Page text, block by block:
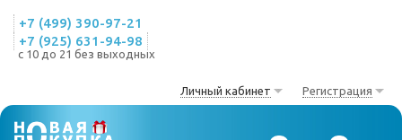
+7 (499) 390-97-21
+7 (925) 631-94-98
с 10 до 21 без выходных
Личный кабинет Регистрация